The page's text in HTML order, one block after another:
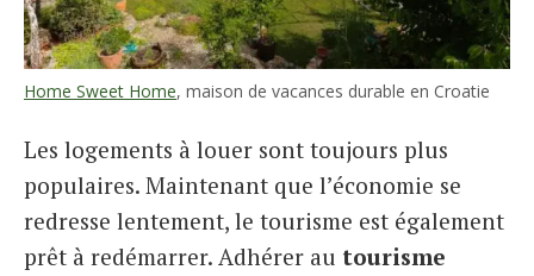
Home Sweet Home, maison de vacances durable en Croatie
Les logements à louer sont toujours plus
populaires. Maintenant que l’économie se
redresse lentement, le tourisme est également
prêt à redémarrer. Adhérer au tourisme